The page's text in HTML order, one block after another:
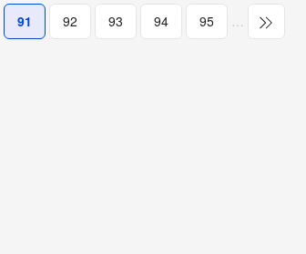
91 92 93 94 95 …